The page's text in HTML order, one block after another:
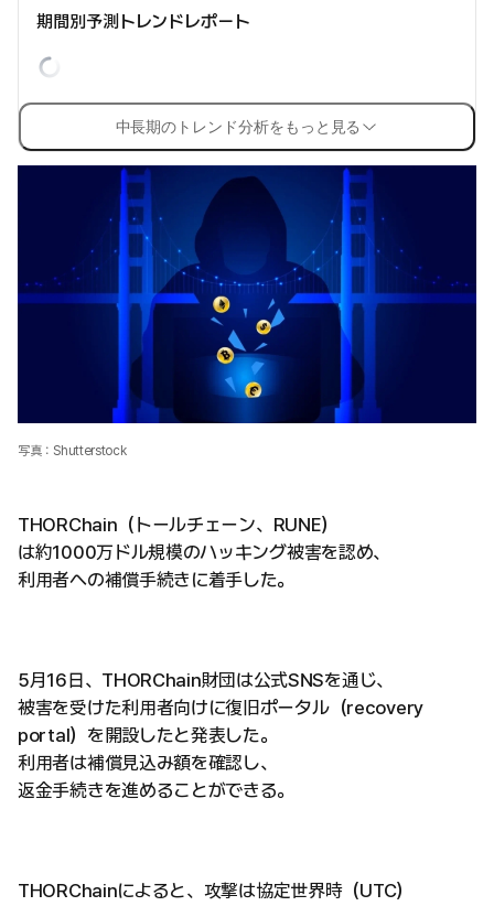
期間別予測トレンドレポート
中長期のトレンド分析をもっと見る
写真：Shutterstock
THORChain（トールチェーン、RUNE）
は約1000万ドル規模のハッキング被害を認め、
利用者への補償手続きに着手した。
5月16日、THORChain財団は公式SNSを通じ、
被害を受けた利用者向けに復旧ポータル（recovery
portal）を開設したと発表した。
利用者は補償見込み額を確認し、
返金手続きを進めることができる。
THORChainによると、攻撃は協定世界時（UTC）